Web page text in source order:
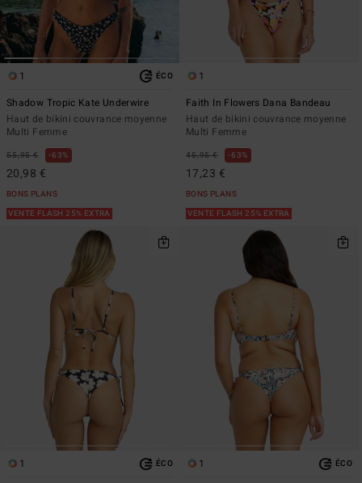
1 ÉCO
Shadow Tropic Kate Underwire
Haut de bikini couvrance moyenne
Multi Femme
55,95 € 63%
20,98 €
BONS PLANS
VENTE FLASH 25% EXTRA
1
Faith In Flowers Dana Bandeau
Haut de bikini couvrance moyenne
Multi Femme
45,95 € 63%
17,23 €
BONS PLANS
VENTE FLASH 25% EXTRA
1 ÉCO 1 ÉCO